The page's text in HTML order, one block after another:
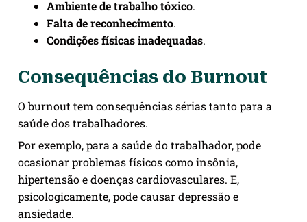
Ambiente de trabalho tóxico.
Falta de reconhecimento.
Condições físicas inadequadas.
Consequências do Burnout
O burnout tem consequências sérias tanto para a
saúde dos trabalhadores.
Por exemplo, para a saúde do trabalhador, pode
ocasionar problemas físicos como insônia,
hipertensão e doenças cardiovasculares. E,
psicologicamente, pode causar depressão e
ansiedade.